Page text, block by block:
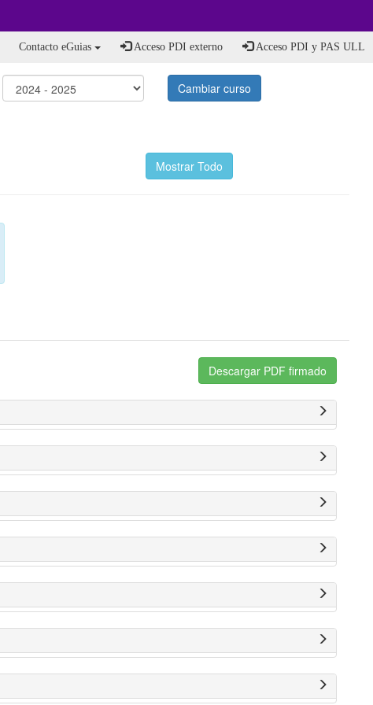
Contacto eGuias Acceso PDI externo Acceso PDI y PAS ULL
Cambiar curso
Mostrar Todo
Descargar PDF firmado